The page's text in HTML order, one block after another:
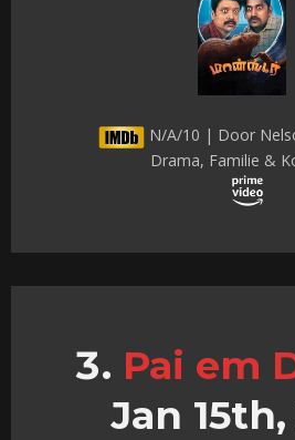
N/A/10 | Door
Drama, Familie &
Pai em
Jan 15th,